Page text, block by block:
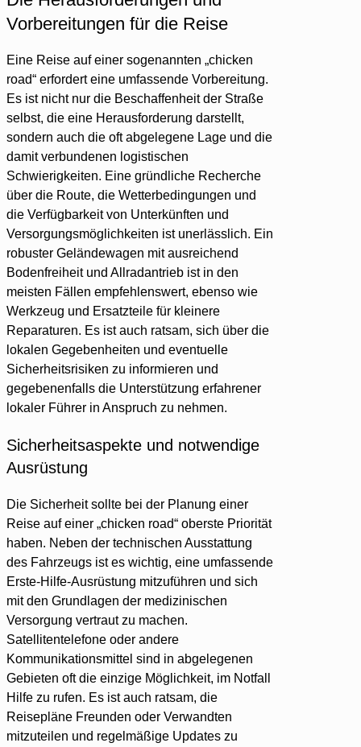
Vorbereitungen für die Reise
Eine Reise auf einer sogenannten „chicken
road“ erfordert eine umfassende Vorbereitung.
Es ist nicht nur die Beschaffenheit der Straße
selbst, die eine Herausforderung darstellt,
sondern auch die oft abgelegene Lage und die
damit verbundenen logistischen
Schwierigkeiten. Eine gründliche Recherche
über die Route, die Wetterbedingungen und
die Verfügbarkeit von Unterkünften und
Versorgungsmöglichkeiten ist unerlässlich. Ein
robuster Geländewagen mit ausreichend
Bodenfreiheit und Allradantrieb ist in den
meisten Fällen empfehlenswert, ebenso wie
Werkzeug und Ersatzteile für kleinere
Reparaturen. Es ist auch ratsam, sich über die
lokalen Gegebenheiten und eventuelle
Sicherheitsrisiken zu informieren und
gegebenenfalls die Unterstützung erfahrener
lokaler Führer in Anspruch zu nehmen.
Sicherheitsaspekte und notwendige
Ausrüstung
Die Sicherheit sollte bei der Planung einer
Reise auf einer „chicken road“ oberste Priorität
haben. Neben der technischen Ausstattung
des Fahrzeugs ist es wichtig, eine umfassende
Erste-Hilfe-Ausrüstung mitzuführen und sich
mit den Grundlagen der medizinischen
Versorgung vertraut zu machen.
Satellitentelefone oder andere
Kommunikationsmittel sind in abgelegenen
Gebieten oft die einzige Möglichkeit, im Notfall
Hilfe zu rufen. Es ist auch ratsam, die
Reisepläne Freunden oder Verwandten
mitzuteilen und regelmäßige Updates zu